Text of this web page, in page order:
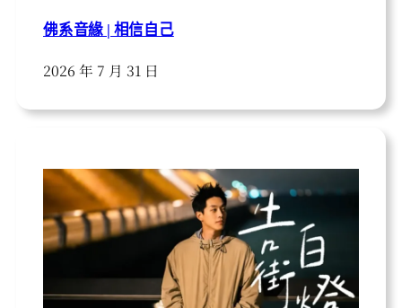
佛系音緣 | 相信自己
2026 年 7 月 31 日